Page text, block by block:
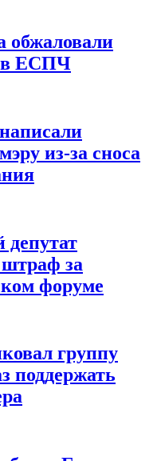
в ЕСПЧ
из-за сноса
депутат
за
форуме
группу
поддержать